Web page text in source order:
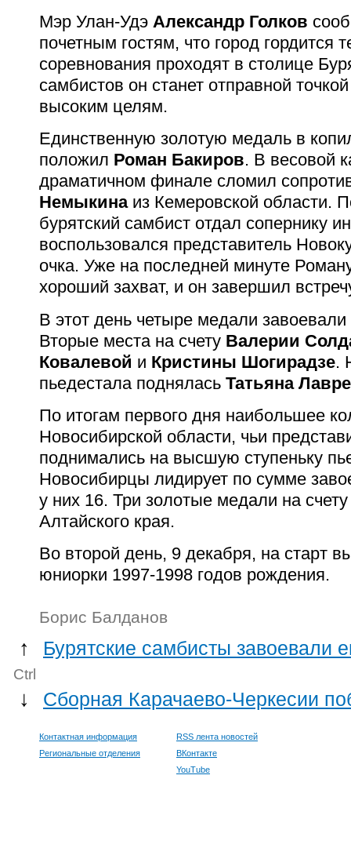
Мэр Улан-Удэ Александр Голков
почетным гостям, что город гордится
соревнования проходят в столице
самбистов он станет отправной
высоким целям.
Единственную золотую медаль в
положил Роман Бакиров. В весовой
драматичном финале сломил
Немыкинаиз Кемеровской области.
бурятский самбист отдал сопернику
воспользовался представитель
очка. Уже на последней минуте
хороший захват, и он завершил
В этот день четыре медали
Вторые места на счету Валерии
Ковалевой и Кристины Шогирадзе.
пьедестала поднялась Татьяна
По итогам первого дня наибольшее
Новосибирской области, чьи
поднимались на высшую ступеньку
Новосибирцы лидирует по сумме
у них 16. Три золотые медали на
Алтайского края.
Во второй день, 9 декабря, на старт
юниорки 1997-1998 годов рождения.
Борис Балданов
↑ Бурятские самбисты
Ctrl
↓ Сборная Карачаево-Черкесии
Контактная информация
Региональные отделения
RSS лента новостей
ВКонтакте
YouTube